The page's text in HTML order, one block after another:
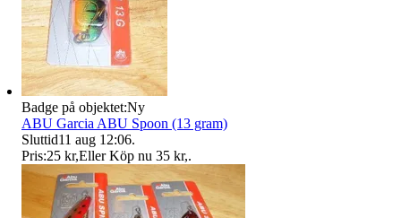
Badge på objektet:Ny
ABU Garcia ABU Spoon (13 gram)
Sluttid11 aug 12:06.
Pris:25 kr,Eller Köp nu 35 kr,.